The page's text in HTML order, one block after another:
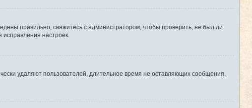
правильно, свяжитесь с администратором, чтобы проверить, не был ли
настроек.
удаляют пользователей, длительное время не оставляющих сообщения,